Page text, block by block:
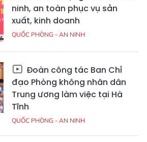
ninh, an toàn phục vụ sản
xuất, kinh doanh
QUỐC PHÒNG - AN NINH
Đoàn công tác Ban Chỉ
đạo Phòng không nhân dân
Trung ương làm việc tại Hà
Tĩnh
QUỐC PHÒNG - AN NINH